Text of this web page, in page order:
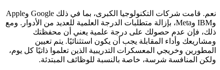
نعم. قامت شركات التكنولوجيا الكبرى، بما في ذلك Google وApple
وIBM وMeta، بإزالة متطلبات الدرجة العلمية للعديد من الأدوار. ومع
ذلك، فإن عدم حصولك على درجة علمية يعني أن محفظتك
ومشاريعك وأداء المقابلة يجب أن يكون استثنائيًا. يتم تعيين
المطورين وخريجي المعسكرات التدريبية الذين تعلموا ذاتيًا كل يوم،
ولكن المنافسة شرسة، خاصة بالنسبة للوظائف المبتدئة.